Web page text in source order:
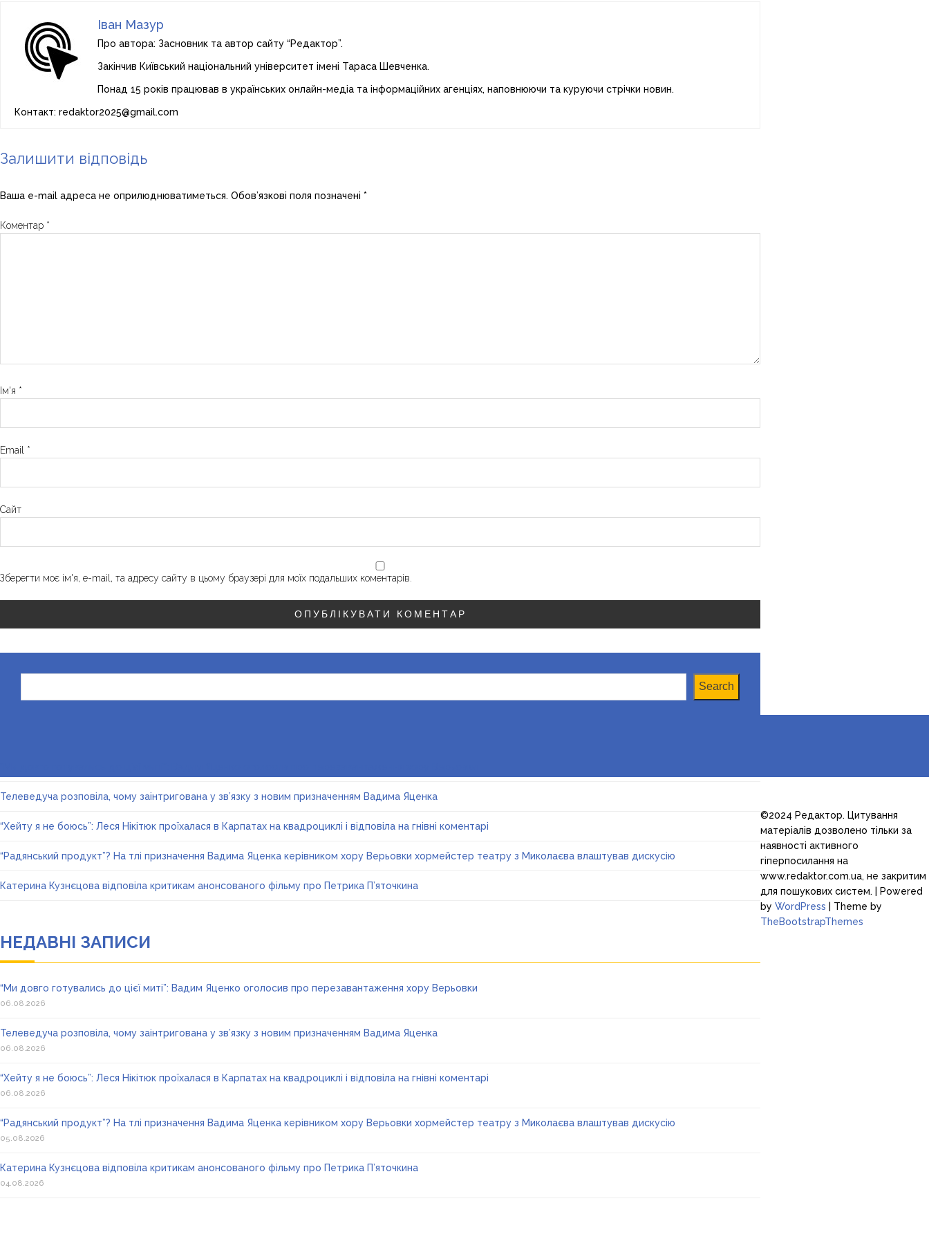
Іван Мазур
Про автора: Засновник та автор сайту “Редактор”.
Закінчив Київський національний університет імені Тараса Шевченка.
Понад 15 років працював в українських онлайн-медіа та інформаційних агенціях, наповнюючи та куруючи стрічки новин.
Контакт: redaktor2025@gmail.com
Залишити відповідь
Ваша e-mail адреса не оприлюднюватиметься. Обов’язкові поля позначені *
Коментар *
Ім'я *
Email *
Сайт
Зберегти моє ім'я, e-mail, та адресу сайту в цьому браузері для моїх подальших коментарів.
Search
Телеведуча розповіла, чому заінтригована у зв’язку з новим призначенням Вадима Яценка
“Хейту я не боюсь”: Леся Нікітюк проїхалася в Карпатах на квадроциклі і відповіла на гнівні коментарі
“Радянський продукт”? На тлі призначення Вадима Яценка керівником хору Верьовки хормейстер театру з Миколаєва влаштував дискусію
Катерина Кузнєцова відповіла критикам анонсованого фільму про Петрика П’яточкина
НЕДАВНІ ЗАПИСИ
“Ми довго готувались до цієї миті”: Вадим Яценко оголосив про перезавантаження хору Верьовки
06.08.2026
Телеведуча розповіла, чому заінтригована у зв’язку з новим призначенням Вадима Яценка
06.08.2026
“Хейту я не боюсь”: Леся Нікітюк проїхалася в Карпатах на квадроциклі і відповіла на гнівні коментарі
06.08.2026
“Радянський продукт”? На тлі призначення Вадима Яценка керівником хору Верьовки хормейстер театру з Миколаєва влаштував дискусію
05.08.2026
Катерина Кузнєцова відповіла критикам анонсованого фільму про Петрика П’яточкина
04.08.2026
©2024 Редактор. Цитування
матеріалів дозволено тільки за
наявності активного
гіперпосилання на
www.redaktor.com.ua, не закритим
для пошукових систем. | Powered
by WordPress | Theme by
TheBootstrapThemes